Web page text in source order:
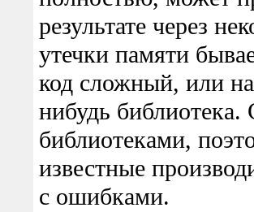
результате через
утечки памяти
код сложный, или
нибудь библиотека.
библиотеками,
известные
с ошибками.